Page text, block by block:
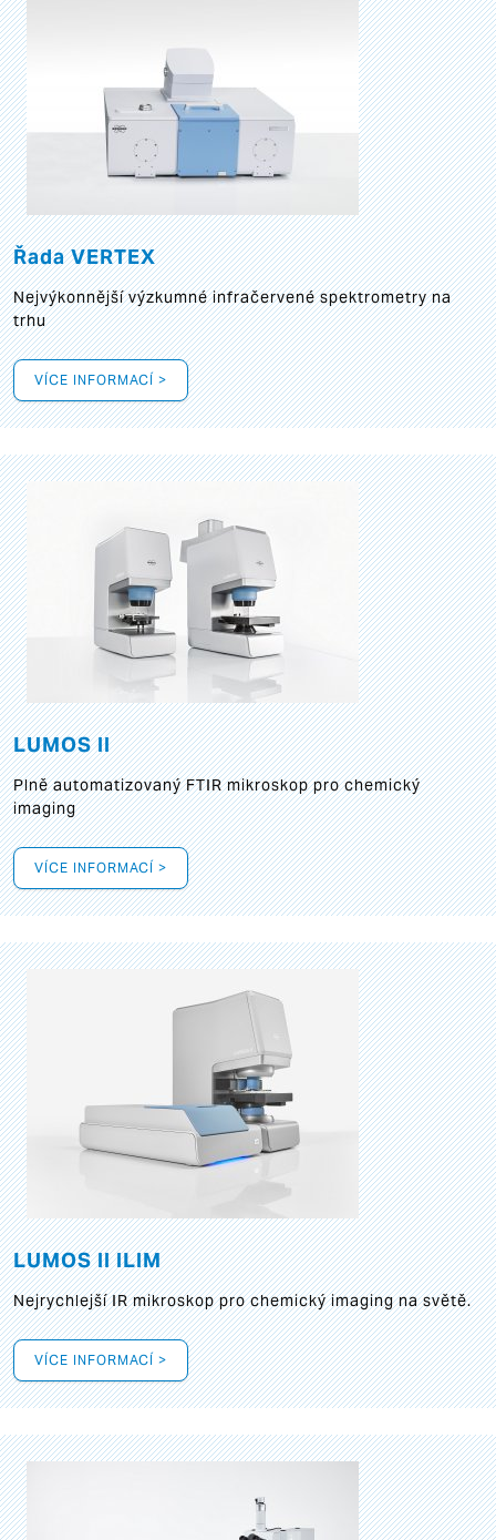
Řada VERTEX
Nejvýkonnější výzkumné infračervené spektrometry na
trhu
VÍCE INFORMACÍ >
LUMOS II
Plně automatizovaný FTIR mikroskop pro chemický
imaging
VÍCE INFORMACÍ >
LUMOS II ILIM
Nejrychlejší IR mikroskop pro chemický imaging na světě.
VÍCE INFORMACÍ >